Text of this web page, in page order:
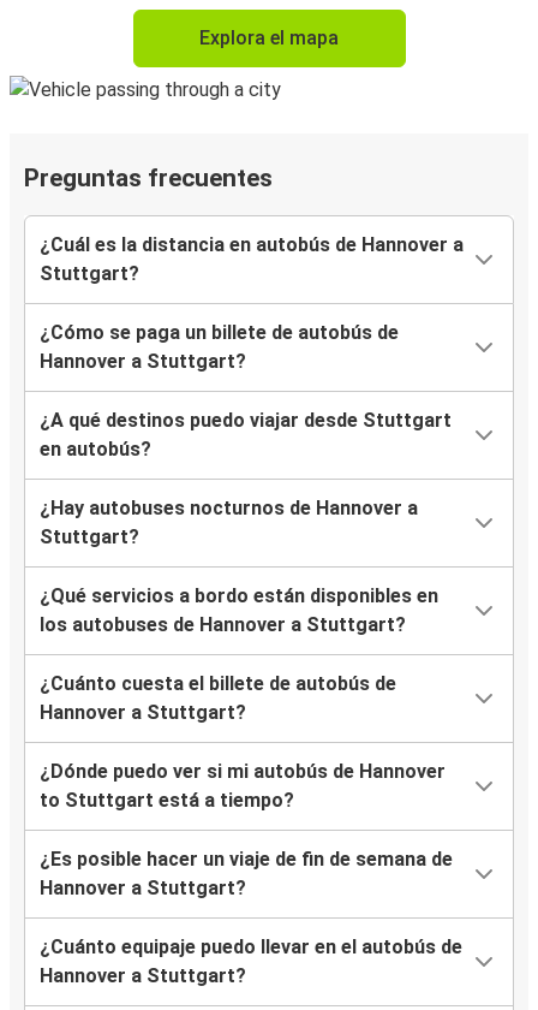
Explora el mapa
Preguntas frecuentes
¿Cuál es la distancia en autobús de Hannover a
Stuttgart?
¿Cómo se paga un billete de autobús de
Hannover a Stuttgart?
¿A qué destinos puedo viajar desde Stuttgart
en autobús?
¿Hay autobuses nocturnos de Hannover a
Stuttgart?
¿Qué servicios a bordo están disponibles en
los autobuses de Hannover a Stuttgart?
¿Cuánto cuesta el billete de autobús de
Hannover a Stuttgart?
¿Dónde puedo ver si mi autobús de Hannover
to Stuttgart está a tiempo?
¿Es posible hacer un viaje de fin de semana de
Hannover a Stuttgart?
¿Cuánto equipaje puedo llevar en el autobús de
Hannover a Stuttgart?